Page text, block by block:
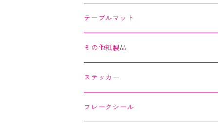
Kaishi de saison
よもやまペーパー
縁起どうぶつ懐紙
Okashi na Kaishi
マスキングテープ
マスキングシール
ちぎり絵カード
マスキングテープ
メッセージカード
テーブルマット
その他紙製品
よもやまペーパー
ちぎり絵カード
ステッカー
フレークシール